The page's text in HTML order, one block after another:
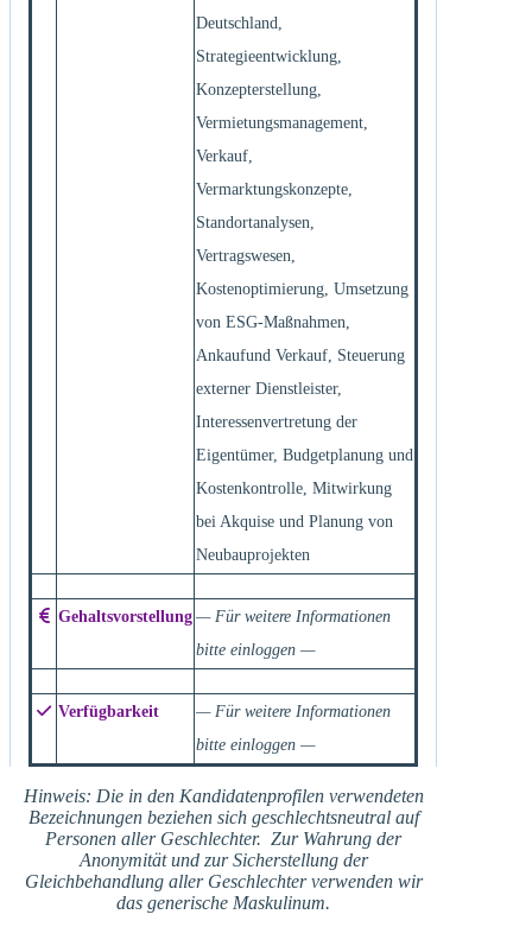
Deutschland,
Strategieentwicklung,
Konzepterstellung,
Vermietungsmanagement,
Verkauf,
Vermarktungskonzepte,
Standortanalysen,
Vertragswesen,
Kostenoptimierung, Umsetzung
von ESG-Maßnahmen,
Ankaufund Verkauf, Steuerung
externer Dienstleister,
Interessenvertretung der
Eigentümer, Budgetplanung und
Kostenkontrolle, Mitwirkung
bei Akquise und Planung von
Neubauprojekten
Gehaltsvorstellung — Für weitere Informationen
bitte einloggen —
Verfügbarkeit
— Für weitere Informationen
bitte einloggen —
Hinweis: Die in den Kandidatenprofilen verwendeten
Bezeichnungen beziehen sich geschlechtsneutral auf
Personen aller Geschlechter. Zur Wahrung der
Anonymität und zur Sicherstellung der
Gleichbehandlung aller Geschlechter verwenden wir
das generische Maskulinum.